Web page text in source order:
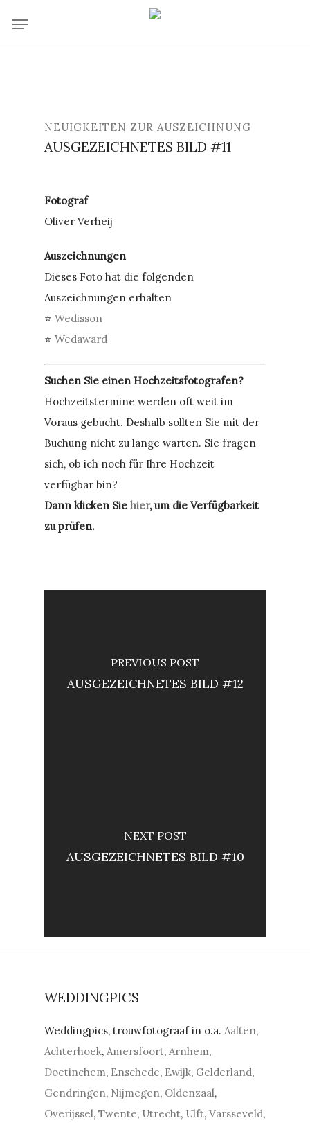
Menu
NEUIGKEITEN ZUR AUSZEICHNUNG
AUSGEZEICHNETES BILD #11
Fotograf
Oliver Verheij
Auszeichnungen
Dieses Foto hat die folgenden
Auszeichnungen erhalten
⭐Wedisson
⭐Wedaward
Suchen Sie einen Hochzeitsfotografen?
Hochzeitstermine werden oft weit im
Voraus gebucht. Deshalb sollten Sie mit der
Buchung nicht zu lange warten. Sie fragen
sich, ob ich noch für Ihre Hochzeit
verfügbar bin?
Dann klicken Siehier, um die Verfügbarkeit
zu prüfen.
PREVIOUS POST
AUSGEZEICHNETES BILD #12
NEXT POST
AUSGEZEICHNETES BILD #10
WEDDINGPICS
Weddingpics, trouwfotograaf in o.a. Aalten,
Achterhoek, Amersfoort, Arnhem,
Doetinchem, Enschede, Ewijk, Gelderland,
Gendringen, Nijmegen, Oldenzaal,
Overijssel,Twente, Utrecht, Ulft,Varsseveld,